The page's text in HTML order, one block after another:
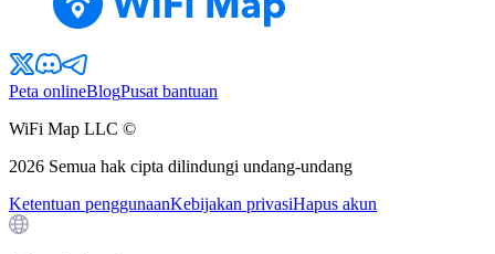
Peta onlineBlogPusat bantuan
WiFi Map LLC ©
2026 Semua hak cipta dilindungi undang-undang
Ketentuan penggunaanKebijakan privasiHapus akun